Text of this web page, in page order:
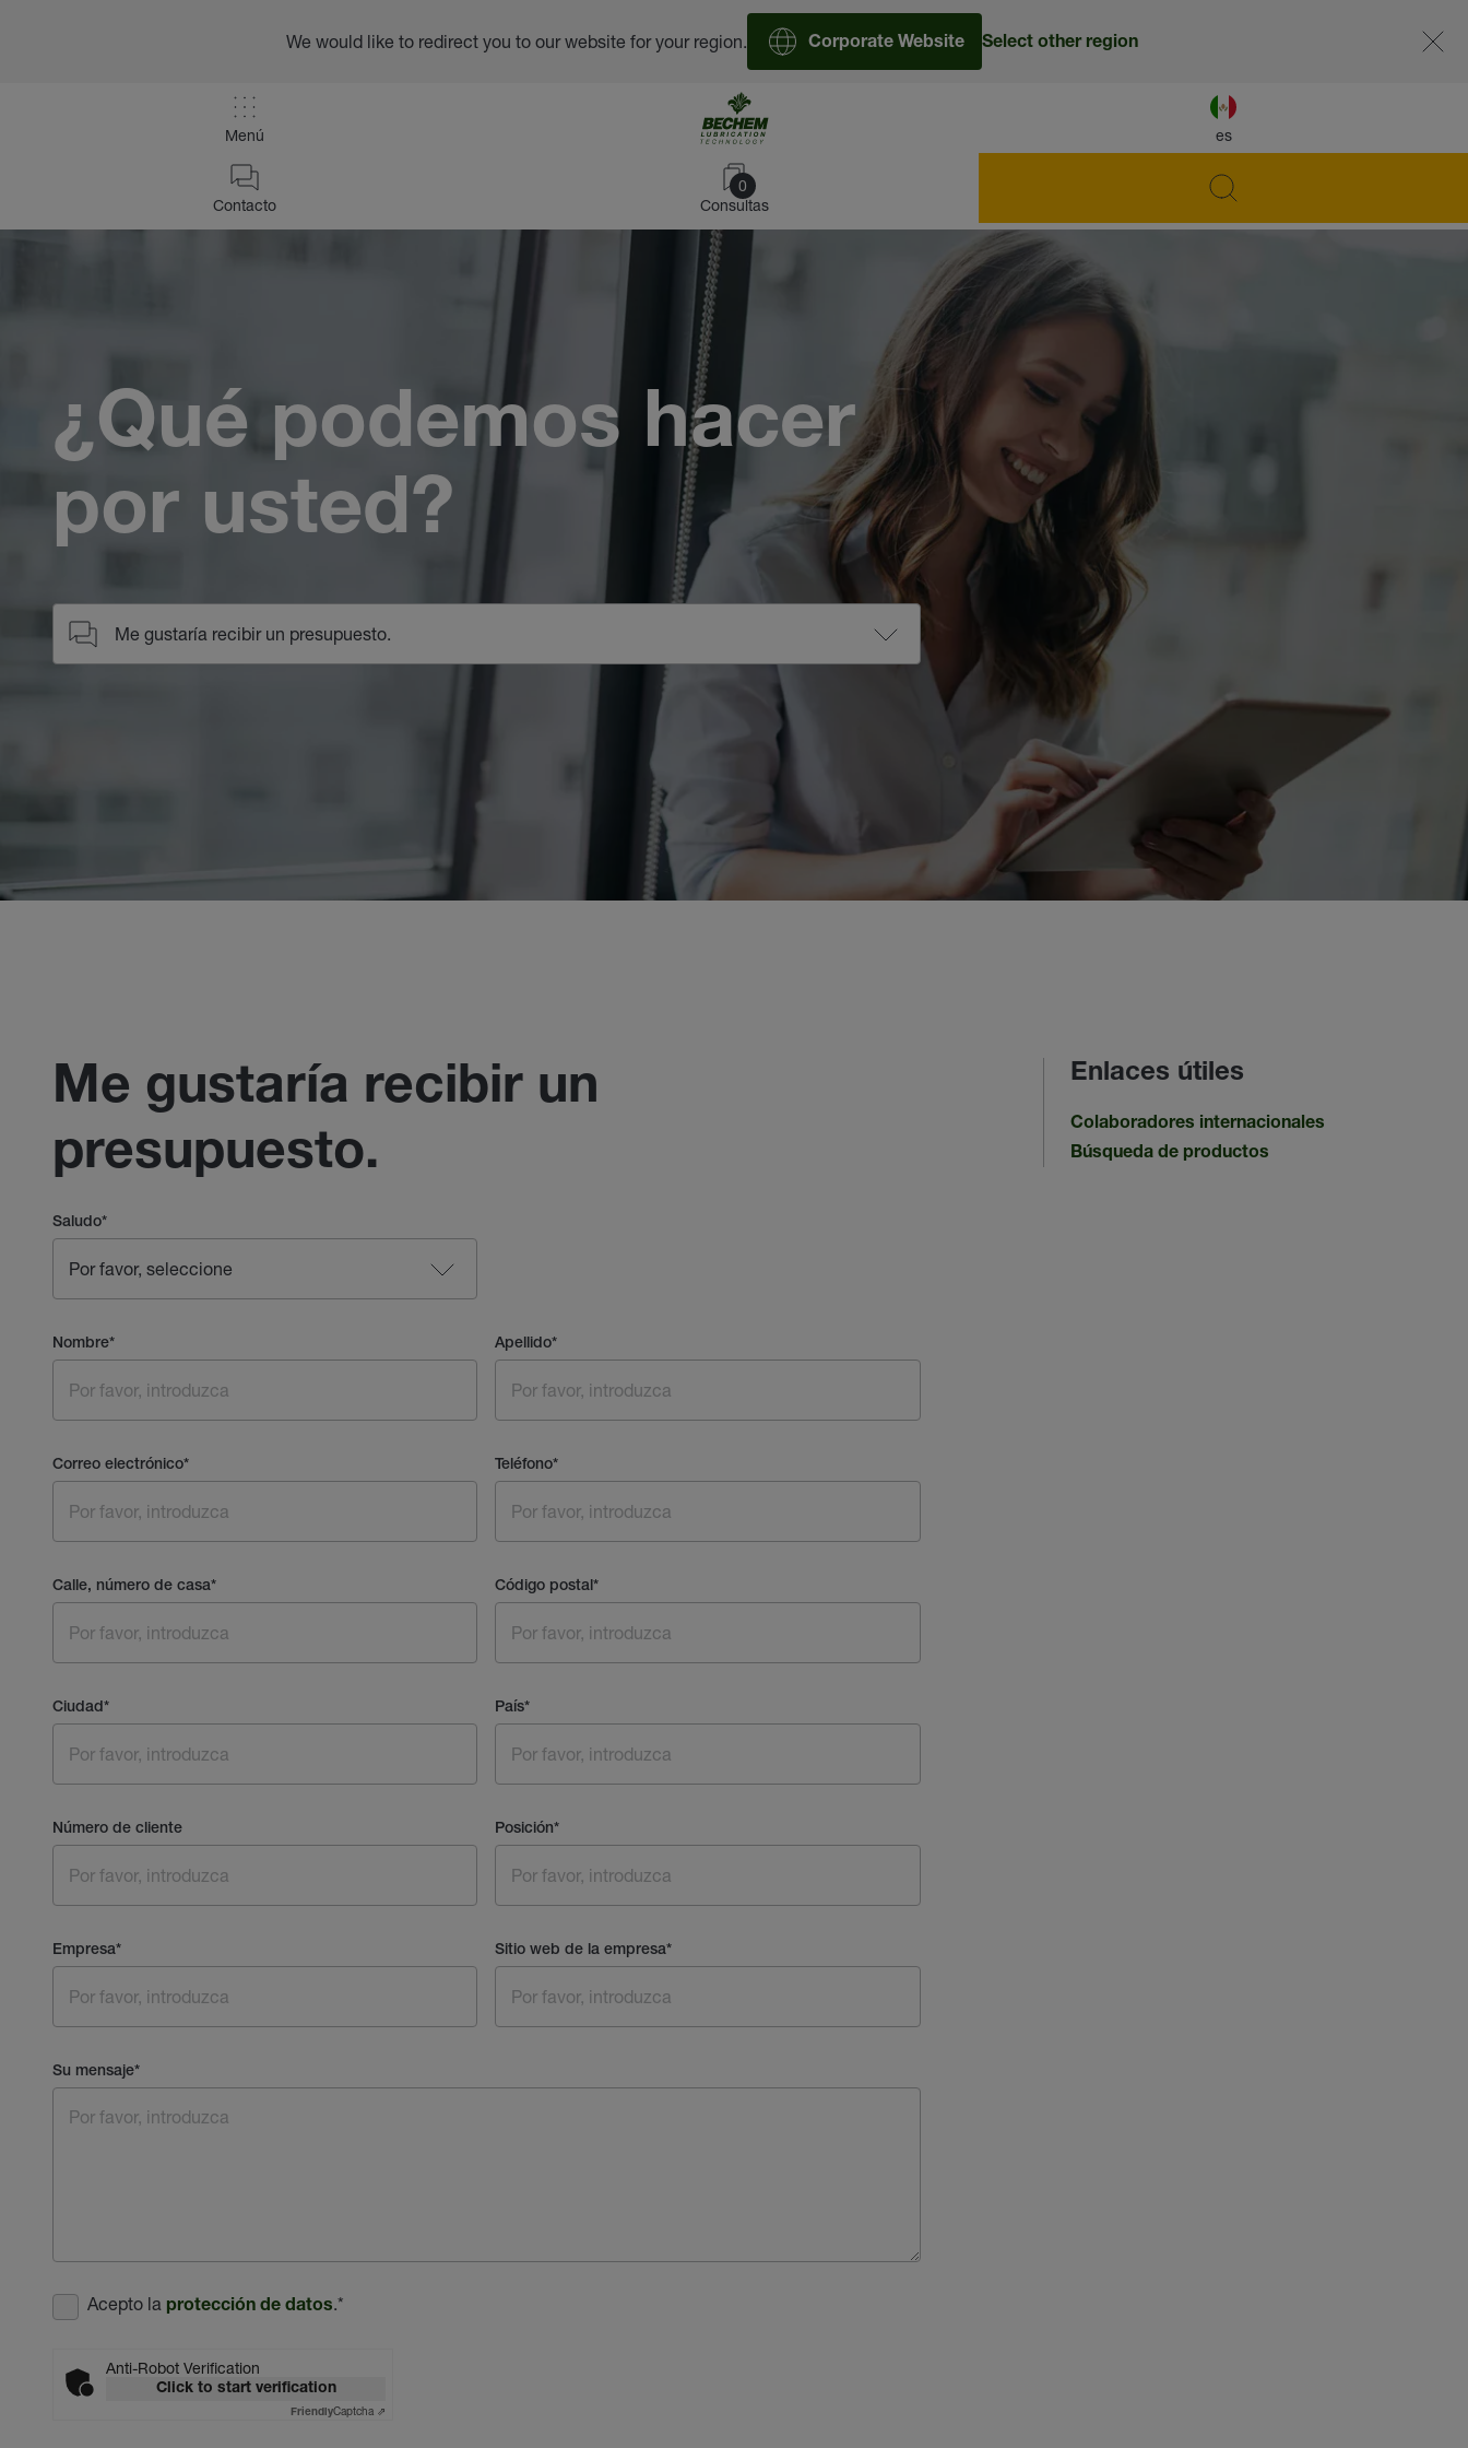
es
Menú
0
Consultas
Contacto
We would like to redirect you to our website for your region. Corporate Website Select other region
¿Qué podemos hacer
por usted?
Me gustaría recibir un
presupuesto.
Saludo*
Nombre* Apellido*
Correo electrónico* Teléfono*
Calle, número de casa* Código postal*
Ciudad* País*
Número de cliente Posición*
Empresa* Sitio web de la empresa*
Su mensaje*
Acepto la protección de datos.*
Anti-Robot Verification
Click to start verification
FriendlyCaptcha ⇗
Enlaces útiles
Colaboradores internacionales
Búsqueda de productos